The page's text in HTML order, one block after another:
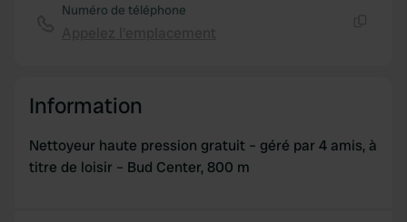
Numéro de téléphone
Information
Nettoyeur haute pression gratuit – géré par 4 amis, à
titre de loisir – Bud Center, 800 m